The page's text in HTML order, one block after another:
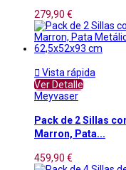
279,90 €
 Vista rápida
Ver Detalle
Meyvaser
Pack de 2 Sillas
Marron, Pata...
459,90 €